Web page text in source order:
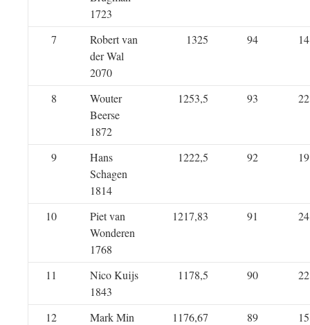
1723
7
Robert van
der Wal
2070
1325 94 14
8
Wouter
Beerse
1872
1253,5 93 22
9
Hans
Schagen
1814
1222,5 92 19
10
Piet van
Wonderen
1768
1217,83 91 24
11
Nico Kuijs
1843
1178,5 90 22
12
Mark Min
1176,67 89 15